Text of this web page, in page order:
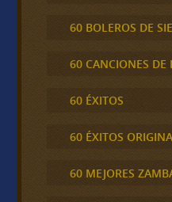
60 BOLEROS DE
60 CANCIONES DE
60 ÉXITOS
60 ÉXITOS
60 MEJORES